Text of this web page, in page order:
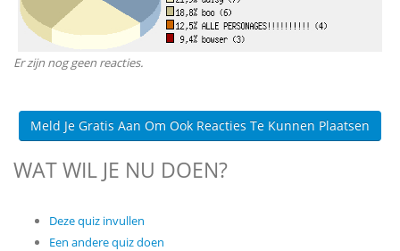
Er zijn nog geen reacties.
Meld Je Gratis Aan Om Ook Reacties Te Kunnen Plaatsen
WAT WIL JE NU DOEN?
Deze quiz invullen
Een andere quiz doen